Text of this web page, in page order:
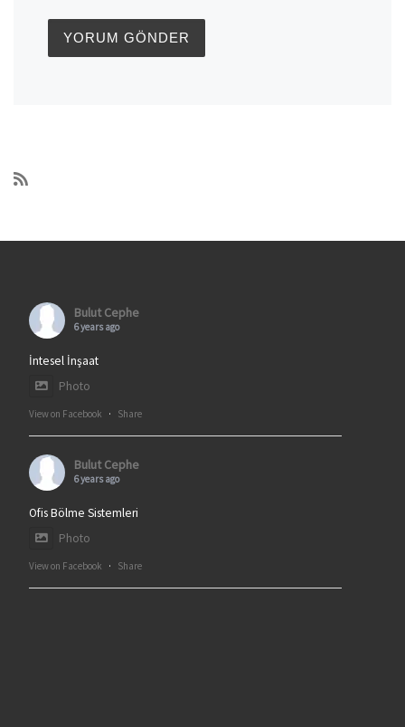
Bulut Cephe
6 years ago
İntesel İnşaat
Photo
View on Facebook · Share
Bulut Cephe
6 years ago
Ofis Bölme Sistemleri
Photo
View on Facebook · Share